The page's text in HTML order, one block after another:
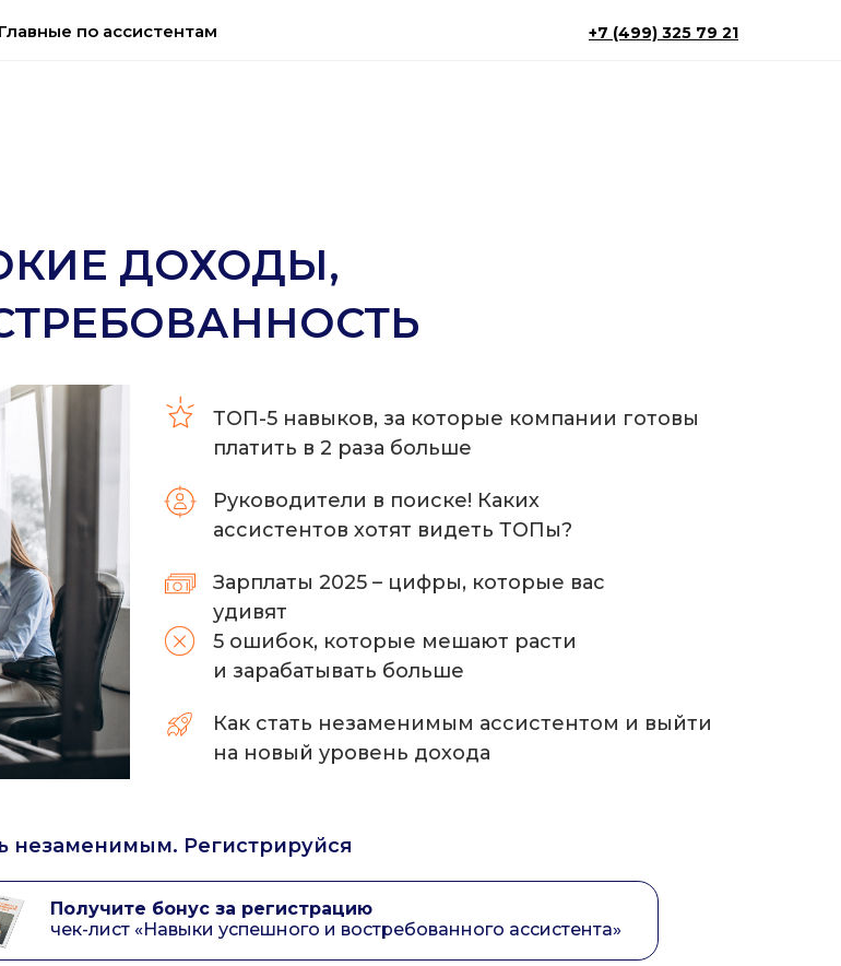
+7 (499) 325 79 21
Главные по ассистентам
ДОХОДЫ,
ТОП-5 навыков, за которые компании готовы
платить в 2 раза больше
Руководители в поиске! Каких
ассистентов хотят видеть ТОПы?
Зарплаты 2025 – цифры, которые вас
удивят
незаменимым. Регистрируйся
5 ошибок, которые мешают расти
и зарабатывать больше
Как стать незаменимым ассистентом и выйти
на новый уровень дохода
Получите бонус за регистрацию
чек-лист «Навыки успешного и востребованного ассистента»